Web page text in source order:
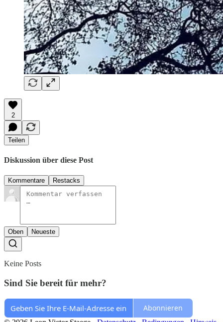
2
Teilen
Diskussion über diese Post
Kommentare Restacks
Oben Neueste
Keine Posts
Sind Sie bereit für mehr?
Abonnieren